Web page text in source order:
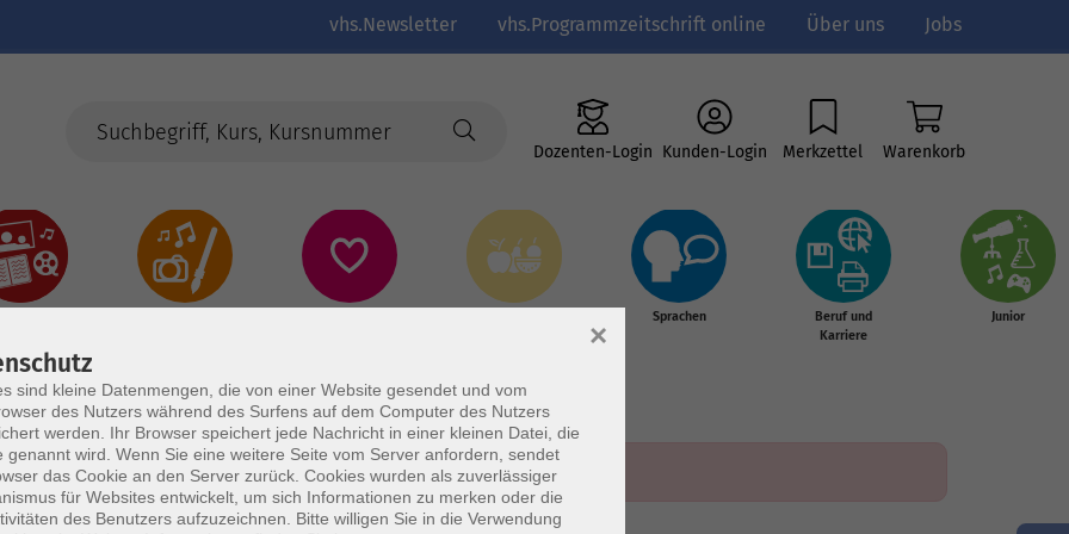
vhs.Newsletter vhs.Programmzeitschrift online Über uns Jobs
Dozenten-Login Kunden-Login Merkzettel Warenkorb
Sprachen
Beruf und
Karriere
Junior
sind kleine Datenmengen, die von einer Website gesendet und vom
des Nutzers während des Surfens auf dem Computer des Nutzers
werden. Ihr Browser speichert jede Nachricht in einer kleinen Datei, die
genannt wird. Wenn Sie eine weitere Seite vom Server anfordern, sendet
das Cookie an den Server zurück. Cookies wurden als zuverlässiger
für Websites entwickelt, um sich Informationen zu merken oder die
des Benutzers aufzuzeichnen. Bitte willigen Sie in die Verwendung
×